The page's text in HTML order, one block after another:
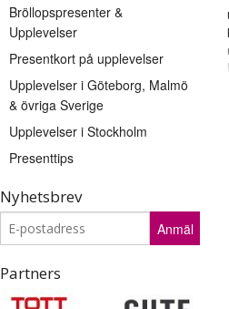
Bröllopspresenter &
Upplevelser
Presentkort på upplevelser
Upplevelser i Göteborg, Malmö
& övriga Sverige
Upplevelser i Stockholm
Presenttips
Nyhetsbrev
Anmäl
Partners